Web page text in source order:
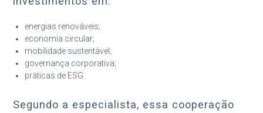
energias renováveis;
economia circular;
mobilidade sustentável;
governança corporativa;
práticas de ESG.
Segundo a especialista, essa cooperação